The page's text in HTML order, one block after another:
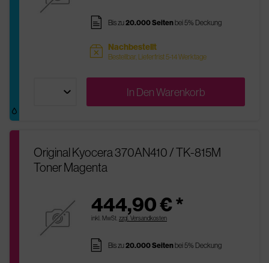
pages Bis zu20.000 Seitenbei 5% Deckung
sold Nachbestellt
Bestellbar, Lieferfrist 5-14 Werktage
In DenWarenkorb
Original Kyocera 370AN410 / TK-815M
Toner Magenta
444,90 € *
inkl. MwSt. zzgl. Versandkosten
pages Bis zu20.000 Seitenbei 5% Deckung